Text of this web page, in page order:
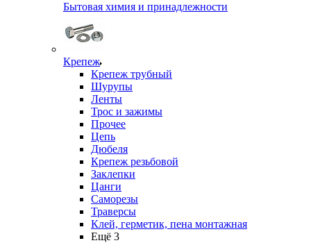
Бытовая химия и принадлежности
Крепеж
Крепеж трубный
Шурупы
Ленты
Трос и зажимы
Прочее
Цепь
Дюбеля
Крепеж резьбовой
Заклепки
Цанги
Саморезы
Траверсы
Клей, герметик, пена монтажная
Ещё 3